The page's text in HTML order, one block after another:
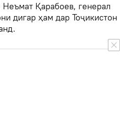
Қарабоев, генерал
дигар ҳам дар Тоҷикистон